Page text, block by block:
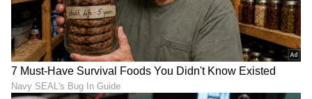
ಆಸೆ ನೆರವೇರಿಸಿದ ಕಾವ್ಯಾ ಶೈವ:
ಲೈವ್​ನಲ್ಲಿ ಬಂದು ಹೇಳಿದ್ದೇನು
ಕಡೆಗಣಿಸಬೇಡಿ: ಮಕ್ಕಳ
ಹೃದಯಾಘಾತಕ್ಕೆ ಇದೇ ಕಾರಣ! 13
ರಾಜ್ಯಗಳ ಅಧ್ಯಯನದಲ್ಲಿ
ಹೊರಬಿತ್ತು ಬೆಚ್ಚಿಬೀಳಿಸುವ
ಮಾಹಿತಿ!